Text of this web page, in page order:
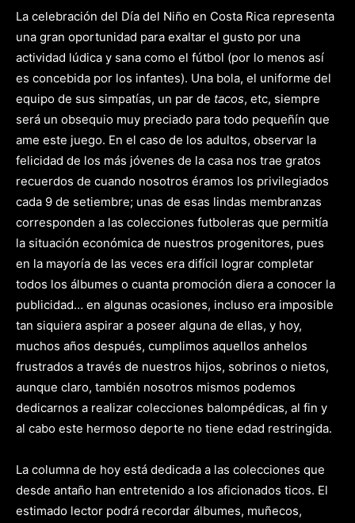
La celebración del Día del Niño en Costa Rica representa
una gran oportunidad para exaltar el gusto por una
actividad lúdica y sana como el fútbol (por lo menos así
es concebida por los infantes). Una bola, el uniforme del
equipo de sus simpatías, un par de tacos, etc, siempre
será un obsequio muy preciado para todo pequeñín que
ame este juego. En el caso de los adultos, observar la
felicidad de los más jóvenes de la casa nos trae gratos
recuerdos de cuando nosotros éramos los privilegiados
cada 9 de setiembre; unas de esas lindas membranzas
corresponden a las colecciones futboleras que permitía
la situación económica de nuestros progenitores, pues
en la mayoría de las veces era difícil lograr completar
todos los álbumes o cuanta promoción diera a conocer la
publicidad… en algunas ocasiones, incluso era imposible
tan siquiera aspirar a poseer alguna de ellas, y hoy,
muchos años después, cumplimos aquellos anhelos
frustrados a través de nuestros hijos, sobrinos o nietos,
aunque claro, también nosotros mismos podemos
dedicarnos a realizar colecciones balompédicas, al fin y
al cabo este hermoso deporte no tiene edad restringida.
La columna de hoy está dedicada a las colecciones que
desde antaño han entretenido a los aficionados ticos. El
estimado lector podrá recordar álbumes, muñecos,